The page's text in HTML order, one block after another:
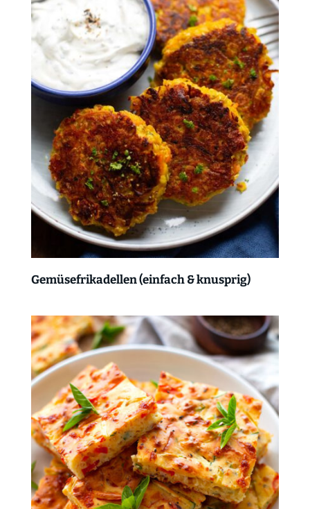
Gemüsefrikadellen (einfach & knusprig)